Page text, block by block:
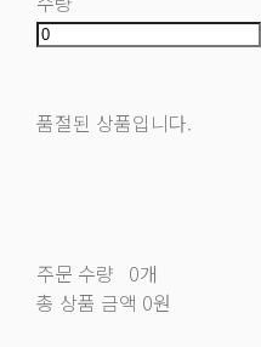
품절된 상품입니다.
주문 수량 0개
총 상품 금액 0원